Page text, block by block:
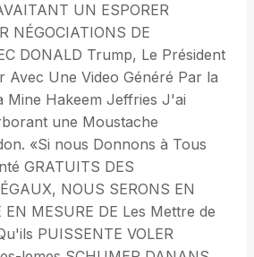
UN ESPORER
NÉGOCIATIONS DE
DONALD Trump, Le Président
Avec Une Video Généré Par la
Mine Hakeem Jeffries J'ai
une Moustache
«Si nous Donnons à Tous
GRATUITS DES
NOUS SERONS EN
EN MESURE DE Les Mettre de
PUISSENTE VOLER